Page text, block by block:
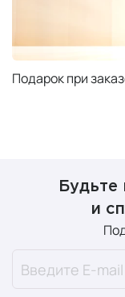
Подарок при
Будьте
и